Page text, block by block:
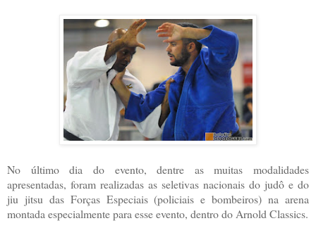
No último dia do evento, dentre as muitas modalidades
apresentadas, foram realizadas as seletivas nacionais do judô e do
jiu jitsu das Forças Especiais (policiais e bombeiros) na arena
montada especialmente para esse evento, dentro do Arnold Classics.